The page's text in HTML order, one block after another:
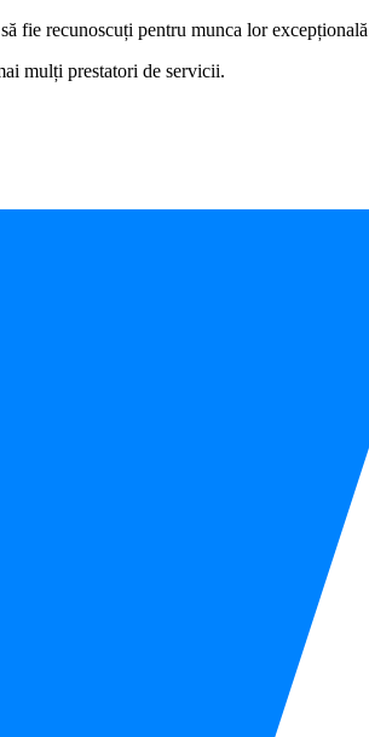
fie recunoscuți pentru munca lor excepțională
mulți prestatori de servicii.